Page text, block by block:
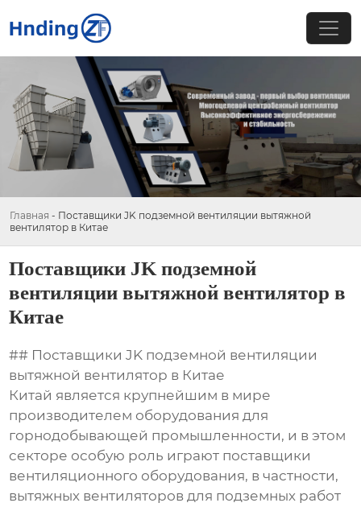
Главная - Поставщики JK подземной вентиляции вытяжной
вентилятор в Китае
Поставщики JK подземной
вентиляции вытяжной вентилятор в
Китае
## Поставщики JK подземной вентиляции
вытяжной вентилятор в Китае
Китай является крупнейшим в мире
производителем оборудования для
горнодобывающей промышленности, и в этом
секторе особую роль играют поставщики
вентиляционного оборудования, в частности,
вытяжных вентиляторов для подземных работ